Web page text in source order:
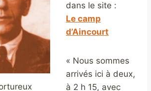
dans le site :
Le camp
d’Aincourt
« Nous sommes
arrivés ici à deux,
à 2 h 15, avec